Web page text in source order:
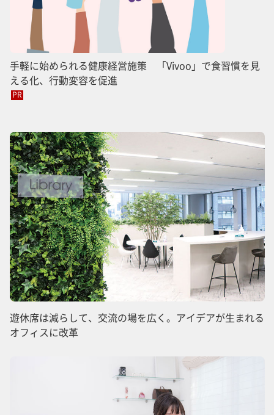
手軽に始められる健康経営施策 「Vivoo」で食習慣を見
える化、行動変容を促進
PR
遊休席は減らして、交流の場を広く。アイデアが生まれる
オフィスに改革